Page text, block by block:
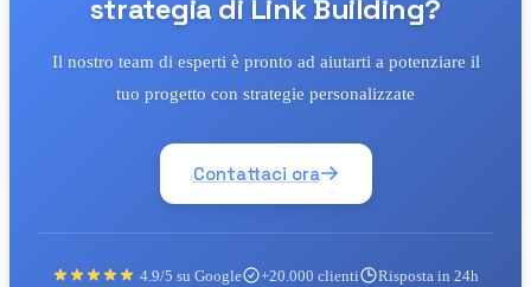
strategia di Link Building?
Il nostro team di esperti è pronto ad aiutarti a potenziare il
tuo progetto con strategie personalizzate
Contattaci ora
4.9/5 su Google +20.000 clienti Risposta in 24h